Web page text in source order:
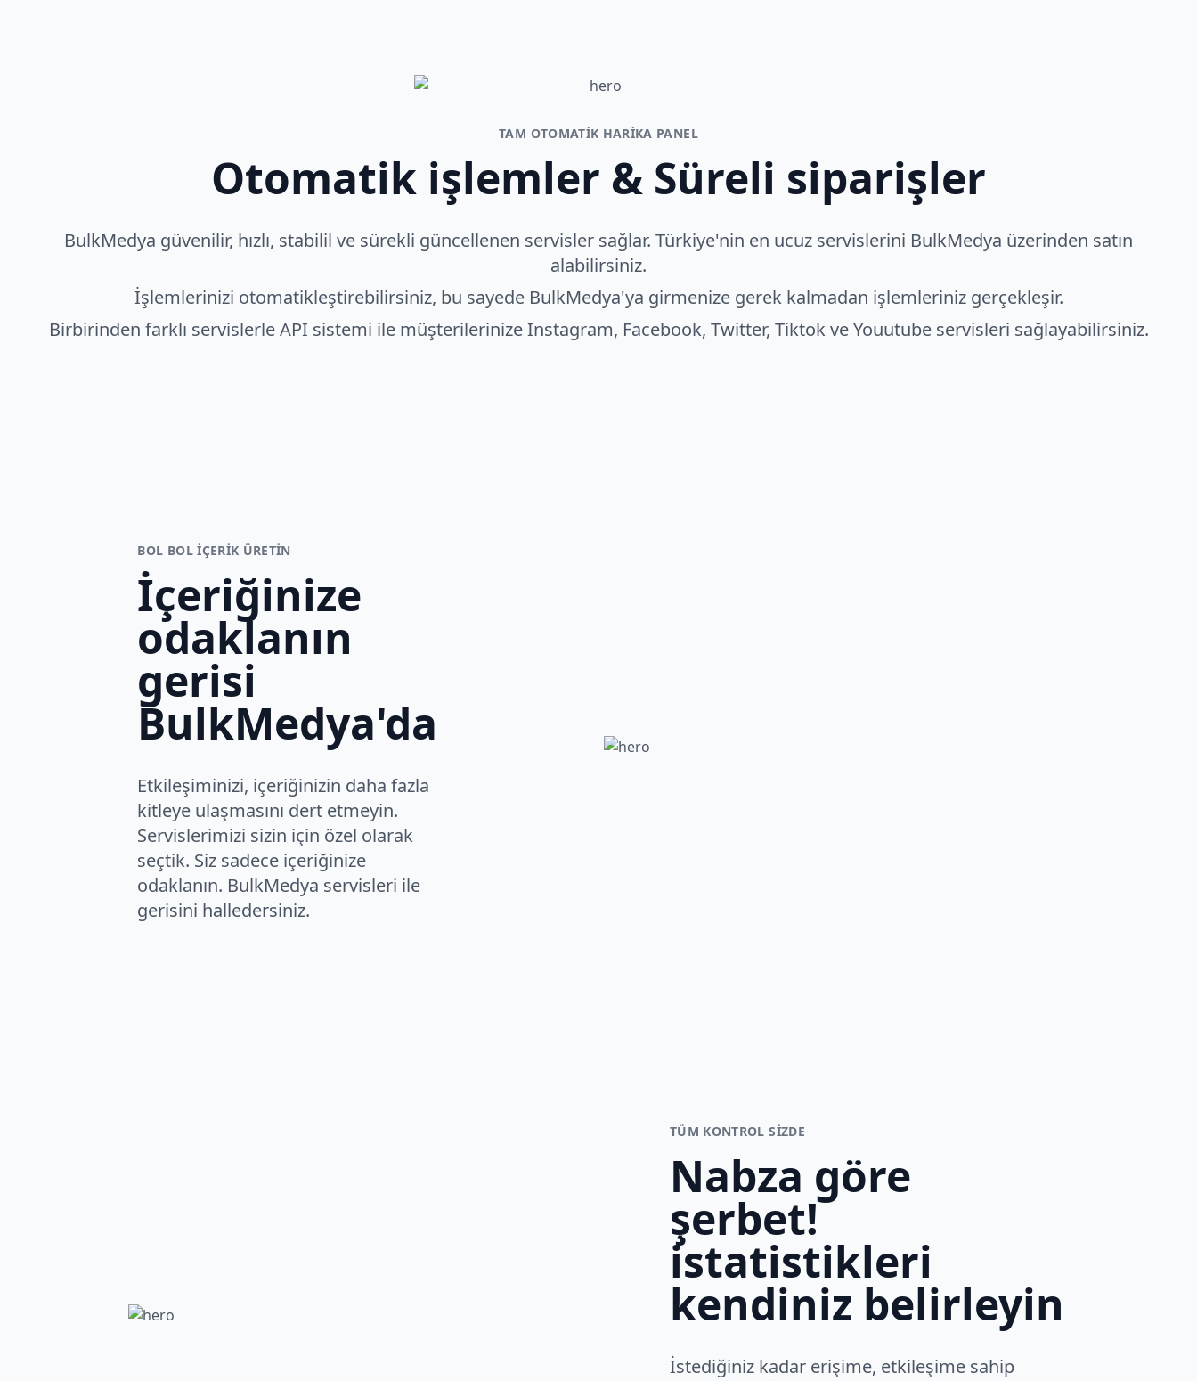
TAM OTOMATIK HARIKA PANEL
Otomatik işlemler & Süreli siparişler
BulkMedya güvenilir, hızlı, stabilil ve sürekli güncellenen servisler sağlar. Türkiye'nin en ucuz servislerini BulkMedya üzerinden satın
alabilirsiniz.
İşlemlerinizi otomatikleştirebilirsiniz, bu sayede BulkMedya'ya girmenize gerek kalmadan işlemleriniz gerçekleşir.
Birbirinden farklı servislerle API sistemi ile müşterilerinize Instagram, Facebook, Twitter, Tiktok ve Youutube servisleri sağlayabilirsiniz.
BOL BOL IÇERIK ÜRETIN
İçeriğinize
odaklanın
gerisi
BulkMedya'da
Etkileşiminizi, içeriğinizin daha fazla
kitleye ulaşmasını dert etmeyin.
Servislerimizi sizin için özel olarak
seçtik. Siz sadece içeriğinize
odaklanın. BulkMedya servisleri ile
gerisini halledersiniz.
TÜM KONTROL SIZDE
Nabza göre
şerbet!
istatistikleri
kendiniz belirleyin
İstediğiniz kadar erişime, etkileşime sahip